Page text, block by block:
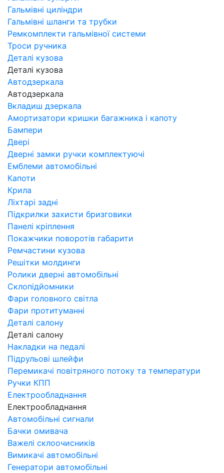
Гальмівні циліндри
Гальмівні шланги та трубки
Ремкомплекти гальмівної системи
Троси ручника
Деталі кузова
Деталі кузова
Автодзеркала
Автодзеркала
Вкладиш дзеркала
Амортизатори кришки багажника і капоту
Бампери
Двері
Дверні замки ручки комплектуючі
Емблеми автомобільні
Капоти
Крила
Ліхтарі задні
Підкрилки захисти бризговики
Панелі кріплення
Покажчики поворотів габарити
Ремчастини кузова
Решітки молдинги
Ролики дверні автомобільні
Склопідйомники
Фари головного світла
Фари протитуманні
Деталі салону
Деталі салону
Накладки на педалі
Підрульові шлейфи
Перемикачі повітряного потоку та температури
Ручки КПП
Електрообладнання
Електрообладнання
Автомобільні сигнали
Бачки омивача
Важелі склоочисників
Вимикачі автомобільні
Генератори автомобільні